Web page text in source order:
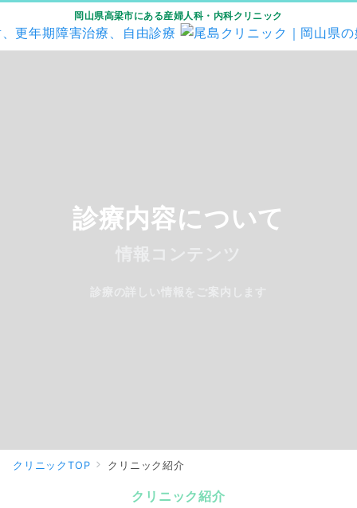
岡山県高梁市にある産婦人科・内科クリニック
診療内容について
クリニックTOP クリニック紹介
クリニック紹介